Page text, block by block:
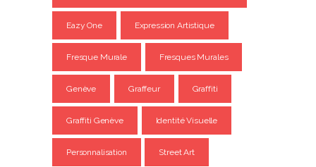
Eazy One Expression Artistique
Fresque Murale Fresques Murales
Genève Graffeur Graffiti
Graffiti Genève Identité Visuelle
Personnalisation Street Art